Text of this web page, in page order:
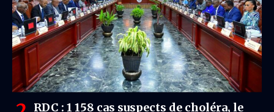
RDC : 1 158 cas suspects de choléra, le